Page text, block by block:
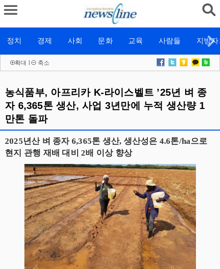
정치 경제 사회 문화 교육 사람들 지방
확대 l 축소
농식품부, 아프리카 K-라이스벨트 ’25년 벼 종
자 6,365톤 생산, 사업 3년만에 누적 생산량 1
만톤 돌파
2025년산 벼 종자 6,365톤 생산, 생산성은 4.6톤/ha으로
현지 관행 재배 대비 2배 이상 향상